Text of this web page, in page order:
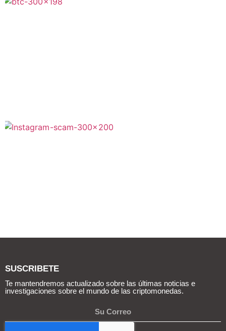
SUSCRIBETE
Te mantendremos actualizado sobre las últimas noticias e
investigaciones sobre el mundo de las criptomonedas.